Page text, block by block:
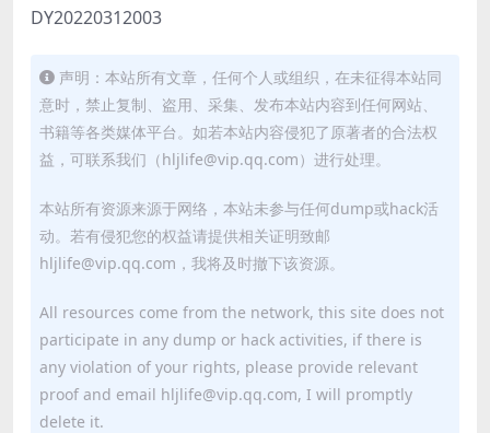
DY20220312003
声明：本站所有文章，任何个人或组织，在未征得本站同
意时，禁止复制、盗用、采集、发布本站内容到任何网站、
书籍等各类媒体平台。如若本站内容侵犯了原著者的合法权
益，可联系我们（hljlife@vip.qq.com）进行处理。
本站所有资源来源于网络，本站未参与任何dump或hack活
动。若有侵犯您的权益请提供相关证明致邮
hljlife@vip.qq.com，我将及时撤下该资源。
All resources come from the network, this site does not
participate in any dump or hack activities, if there is
any violation of your rights, please provide relevant
proof and email hljlife@vip.qq.com, I will promptly
delete it.